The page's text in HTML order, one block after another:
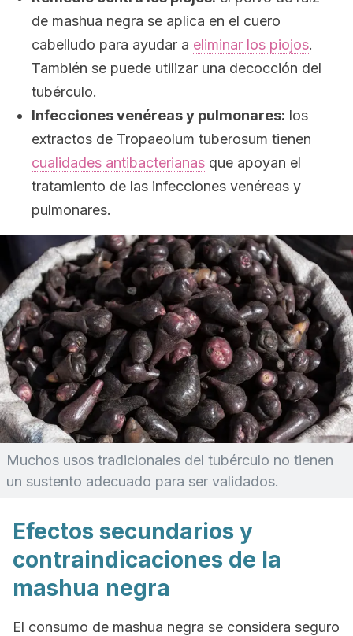
de mashua negra se aplica en el cuero
cabelludo para ayudar a eliminar los piojos.
También se puede utilizar una decocción del
tubérculo.
Infecciones venéreas y pulmonares: los
extractos de Tropaeolum tuberosum tienen
cualidades antibacterianas que apoyan el
tratamiento de las infecciones venéreas y
pulmonares.
Muchos usos tradicionales del tubérculo no tienen
un sustento adecuado para ser validados.
Efectos secundarios y
contraindicaciones de la
mashua negra
El consumo de mashua negra se considera seguro